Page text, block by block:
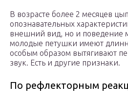
В возрасте более 2 месяцев
опознавательных
внешний вид, но и поведение
молодые петушки имеют
особым образом вытягивают
звук. Есть и другие признаки.
По рефлекторным